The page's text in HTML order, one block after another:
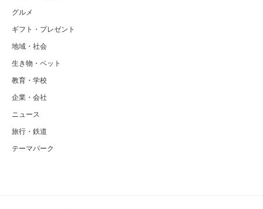
グルメ
ギフト・プレゼント
地域・社会
生き物・ペット
教育・学校
企業・会社
ニュース
旅行・鉄道
テーマパーク